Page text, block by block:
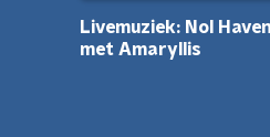
Livemuziek: Nol
met Amaryllis